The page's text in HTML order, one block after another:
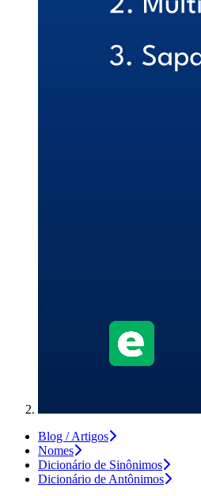
Blog / Artigos
Nomes
Dicionário de Sinônimos
Dicionário de Antônimos